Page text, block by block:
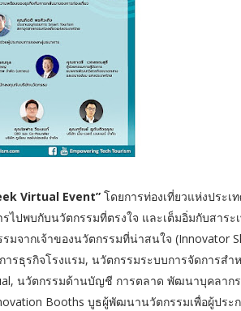
Virtual Event” โดยการท่องเที่ยวแห่งประเ
ปพบกับนวัตกรรมที่ตรงใจ และเต็มอิ่มกับสาระ
จากเจ้าของนวัตกรรมที่น่าสนใจ (Innovator
รธุรกิจโรงแรม, นวัตกรรมระบบการจัดการสำ
นวัตกรรมด้านบัญชี การตลาด พัฒนาบุคลาก
Booths บูธผู้พัฒนานวัตกรรมเพื่อผู้ประ